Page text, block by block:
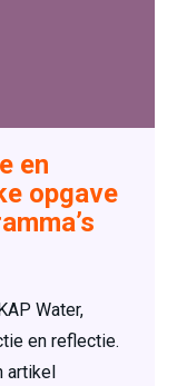
en
opgave
Water,
en reflectie.
artikel